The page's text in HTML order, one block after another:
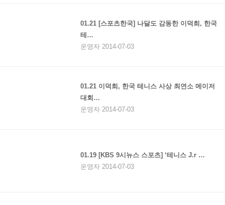
01.21 [스포츠한국] 나달도 감동한 이덕희, 한국
테…
운영자 2014-07-03
01.21 이덕희, 한국 테니스 사상 최연소 메이저
대회…
운영자 2014-07-03
01.19 [KBS 9시뉴스 스포츠] ‘테니스 J.r …
운영자 2014-07-03